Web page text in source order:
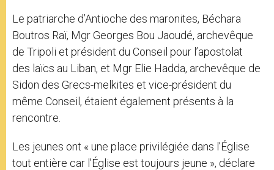
Le patriarche d’Antioche des maronites, Béchara
Boutros Raï, Mgr Georges Bou Jaoudé, archevêque
de Tripoli et président du Conseil pour l’apostolat
des laïcs au Liban, et Mgr Elie Hadda, archevêque de
Sidon des Grecs-melkites et vice-président du
même Conseil, étaient également présents à la
rencontre.
Les jeunes ont « une place privilégiée dans l’Église
tout entière car l’Église est toujours jeune », déclare